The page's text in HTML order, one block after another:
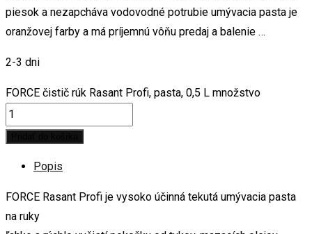
piesok a nezapcháva vodovodné potrubie umývacia pasta je
oranžovej farby a má príjemnú vôňu predaj a balenie …
2-3 dni
FORCE čistič rúk Rasant Profi, pasta, 0,5 L množstvo
Popis
FORCE Rasant Profi je vysoko účinná tekutá umývacia pasta
na ruky